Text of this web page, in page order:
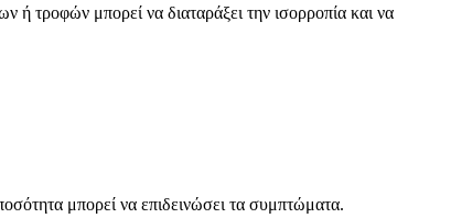
τροφών μπορεί να διαταράξει την ισορροπία και να
μπορεί να επιδεινώσει τα συμπτώματα.